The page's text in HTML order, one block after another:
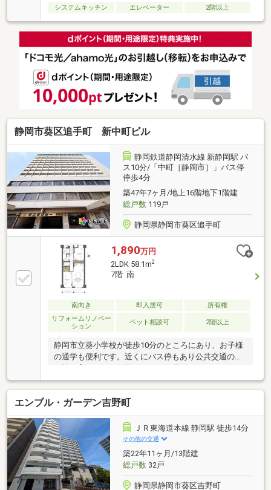
システムキッチン
エレベーター 2階以上
静岡市葵区追手町 新中町ビル
静岡鉄道静岡清水線 新静岡駅 バ
ス10分/「中町［静岡市］」バス停
停歩4分
築47年7ヶ月/地上16階地下1階建
総戸数119戸
静岡県静岡市葵区追手町
1,890万円
2LDK 58.1m2
7階 南
南向き 即入居可
所有権
リフォームリノベー
ション
ペット相談可 2階以上
静岡市立葵小学校が徒歩10分のところにあり、お子様
の通学も便利です。近くにバス停もあり公共交通の利
る豊かな生活を。ニーズのある南向きの物件で、快適
な生活をおくることができます。２SLDKの物件で
す。
エンブル・ガーデン吉野町
ＪＲ東海道本線 静岡駅 徒歩14分
その他の交通
築22年11ヶ月/13階建
総戸数32戸
静岡県静岡市葵区吉野町